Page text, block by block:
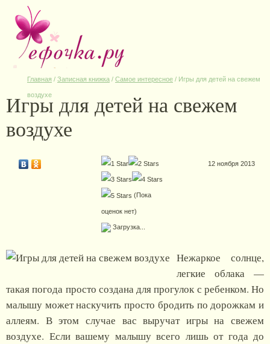
Главная / Записная книжка / Самое интересное / Игры для детей на свежем
воздухе
Игры для детей на свежем
воздухе
(Пока
оценок нет)
Загрузка...
12 ноября 2013
Нежаркое солнце,
легкие облака —
такая погода просто создана для прогулок с ребенком. Но
малышу может наскучить просто бродить по дорожкам и
аллеям. В этом случае вас выручат игры на свежем
воздухе. Если вашему малышу всего лишь от года до